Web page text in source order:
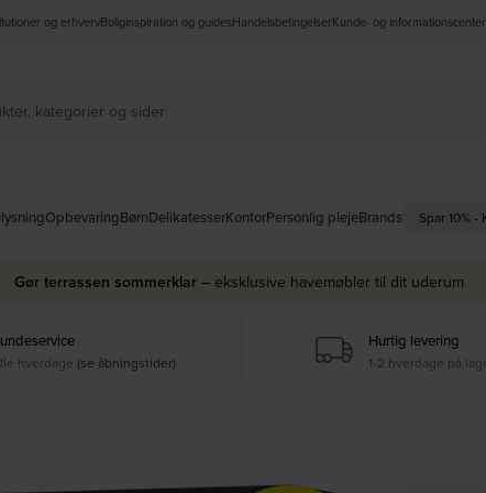
og erhvervBoliginspiration og guidesHandelsbetingelserKunde- og informationscenter
OpbevaringBørnDelikatesserKontorPersonlig plejeBrands Spar 10%
Gør terrassen sommerklar – eksklusive havemøbler til dit uderum
hverdage (se åbningstider)
Hurtig levering
1-2 hverdage på